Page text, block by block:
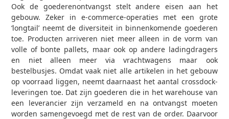
Ook de goederenontvangst stelt andere eisen aan het
gebouw. Zeker in e-commerce-operaties met een grote
‘longtail’ neemt de diversiteit in binnenkomende goederen
toe. Producten arriveren niet meer alleen in de vorm van
volle of bonte pallets, maar ook op andere ladingdragers
en niet alleen meer via vrachtwagens maar ook
bestelbusjes. Omdat vaak niet alle artikelen in het gebouw
op voorraad liggen, neemt daarnaast het aantal crossdock-
leveringen toe. Dat zijn goederen die in het warehouse van
een leverancier zijn verzameld en na ontvangst moeten
worden samengevoegd met de rest van de order. Daarvoor